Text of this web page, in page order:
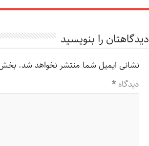
دیدگاهتان را بنویسید
نشانی ایمیل شما منتشر نخواهد شد.
دیدگاه*